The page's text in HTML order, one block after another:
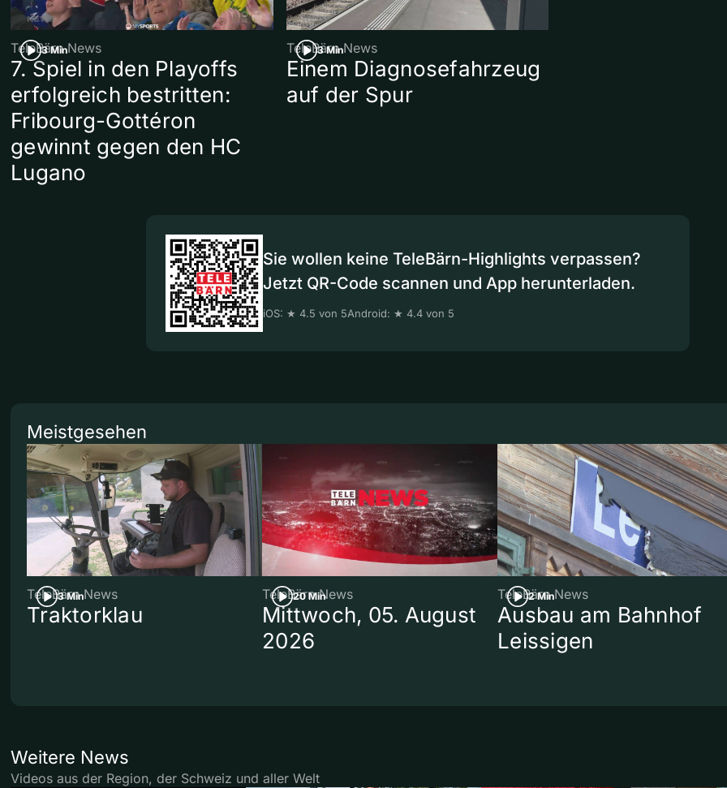
3 Min
TeleBärn News
7. Spiel in den Playoffs
erfolgreich bestritten:
Fribourg-Gottéron
gewinnt gegen den HC
Lugano
3 Min
TeleBärn News
Einem Diagnosefahrzeug
auf der Spur
Sie wollen keine TeleBärn-Highlights verpassen?
Jetzt QR-Code scannen und App herunterladen.
iOS: ★ 4.5 von 5Android: ★ 4.4 von 5
Meistgesehen
3 Min
TeleBärn News
Traktorklau
20 Min
TeleBärn News
Mittwoch, 05. August
2026
2 Min
TeleBärn News
Ausbau am Bahnhof
Leissigen
Weitere News
Videos aus der Region, der Schweiz und aller Welt